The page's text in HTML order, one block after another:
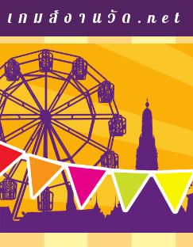
เกมส์งานวัด.net